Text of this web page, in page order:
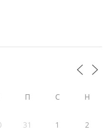
П С Н
31 1 2